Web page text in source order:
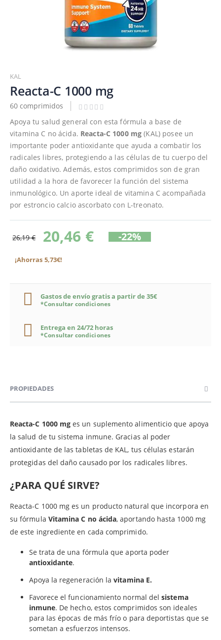
al
comienzo
de
la
galería
de
imágenes
KAL
Reacta-C 1000 mg
60 comprimidos
Apoya tu salud general con esta fórmula a base de
vitamina C no ácida. Reacta-C 1000 mg (KAL) posee un
importante poder antioxidante que ayuda a combatir los
radicales libres, protegiendo a las células de tu cuerpo del
daño oxidativo. Además, estos comprimidos son de gran
utilidad a la hora de favorecer la función del sistema
inmunológico. Un aporte ideal de vitamina C acompañada
por estroncio calcio ascorbato con L-treonato.
26,19 € 20,46 € -22%
¡Ahorras 5,73€!
Gastos de envío gratis a partir de 35€
*Consultar condiciones
Entrega en 24/72 horas
*Consultar condiciones
PROPIEDADES
Reacta-C 1000 mges un suplemento alimenticio que apoya
la salud de tu sistema inmune. Gracias al poder
antioxidante de las tabletas de KAL, tus células estarán
protegidas del daño causado por los radicales libres.
¿PARA QUÉ SIRVE?
Reacta-C 1000 mg es un producto natural que incorpora en
su fórmula Vitamina C no ácida, aportando hasta 1000 mg
de este ingrediente en cada comprimido.
Se trata de una fórmula que aporta poder
antioxidante.
Apoya la regeneración lavitamina E.
Favorece el funcionamiento normal delsistema
inmune. De hecho, estos comprimidos son ideales
para las épocas de más frío o para deportistas que se
sometan a esfuerzos intensos.